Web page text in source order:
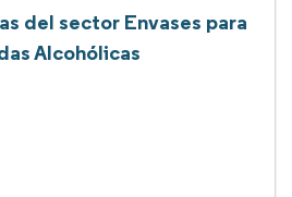
del sector Envases para
Alcohólicas